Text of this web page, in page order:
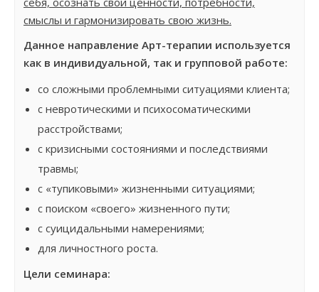
смыслы и гармонизировать свою жизнь.
Данное направление Арт-терапии используется
как в индивидуальной, так и групповой работе:
со сложными проблемными ситуациями клиента;
с невротическими и психосоматическими
расстройствами;
с кризисными состояниями и последствиями
травмы;
с «тупиковыми» жизненными ситуациями;
с поиском «своего» жизненного пути;
с суицидальными намерениями;
для личностного роста.
Цели семинара: